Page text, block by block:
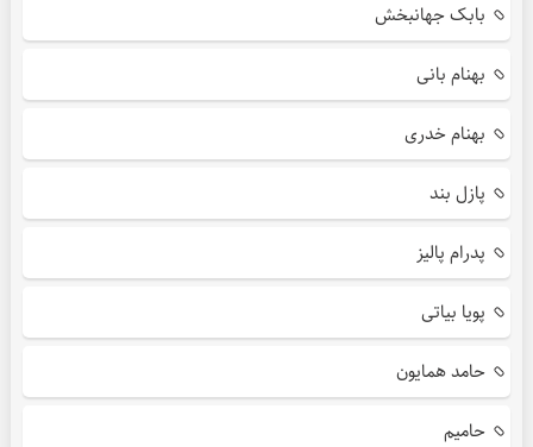
بابک جهانبخش
بهنام بانی
بهنام خدری
پازل بند
پدرام پالیز
پویا بیاتی
حامد همایون
حامیم